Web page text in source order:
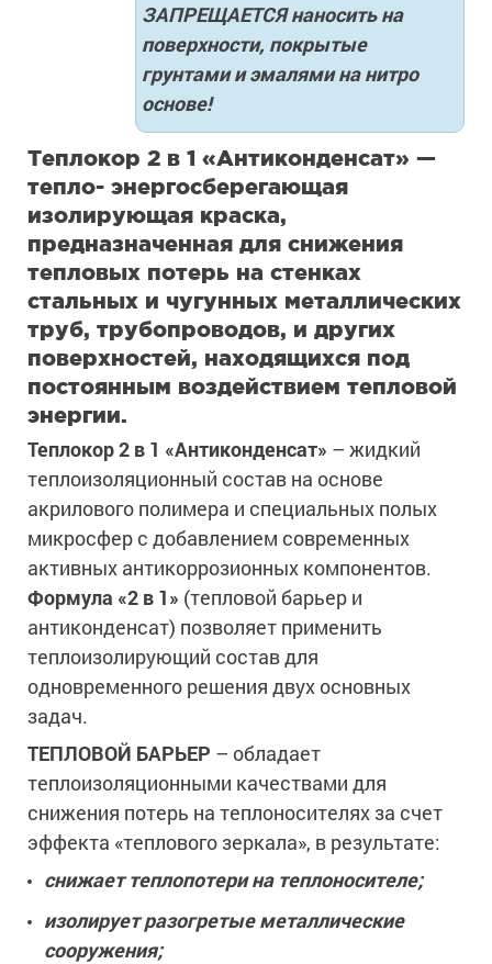
ЗАПРЕЩАЕТСЯ наносить на
поверхности, покрытые
грунтами и эмалями на нитро
основе!
Теплокор 2 в 1 «Антиконденсат» —
тепло- энергосберегающая
изолирующая краска,
предназначенная для снижения
тепловых потерь на стенках
стальных и чугунных металлических
труб, трубопроводов, и других
поверхностей, находящихся под
постоянным воздействием тепловой
энергии.
Теплокор 2 в 1 «Антиконденсат» – жидкий
теплоизоляционный состав на основе
акрилового полимера и специальных полых
микросфер с добавлением современных
активных антикоррозионных компонентов.
Формула «2 в 1» (тепловой барьер и
антиконденсат) позволяет применить
теплоизолирующий состав для
одновременного решения двух основных
задач.
ТЕПЛОВОЙ БАРЬЕР – обладает
теплоизоляционными качествами для
снижения потерь на теплоносителях за счет
эффекта «теплового зеркала», в результате:
снижает теплопотери на теплоносителе;
изолирует разогретые металлические
сооружения;